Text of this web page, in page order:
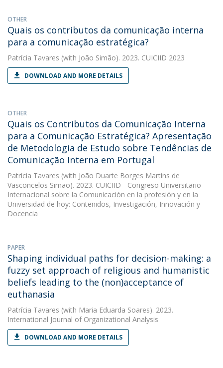
OTHER
Quais os contributos da comunicação interna
para a comunicação estratégica?
Patrícia Tavares (with João Simão). 2023. CUICIID 2023
DOWNLOAD AND MORE DETAILS
OTHER
Quais os Contributos da Comunicação Interna
para a Comunicação Estratégica? Apresentação
de Metodologia de Estudo sobre Tendências de
Comunicação Interna em Portugal
Patrícia Tavares (with João Duarte Borges Martins de
Vasconcelos Simão). 2023. CUICIID - Congreso Universitario
Internacional sobre la Comunicación en la profesión y en la
Universidad de hoy: Contenidos, Investigación, Innovación y
Docencia
PAPER
Shaping individual paths for decision-making: a
fuzzy set approach of religious and humanistic
beliefs leading to the (non)acceptance of
euthanasia
Patrícia Tavares (with Maria Eduarda Soares). 2023.
International Journal of Organizational Analysis
DOWNLOAD AND MORE DETAILS